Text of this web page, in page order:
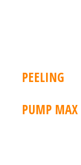
PEELING
PUMP MAX